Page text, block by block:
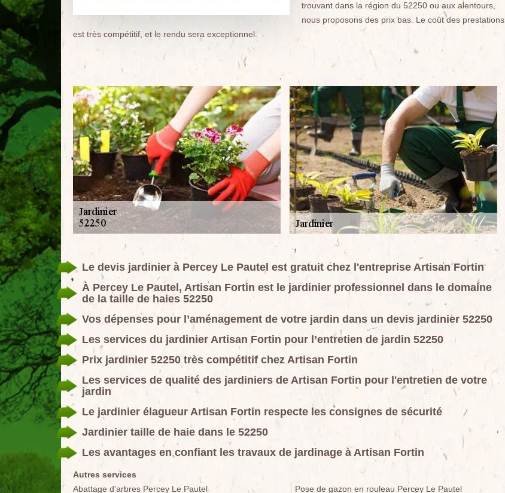
trouvant dans la région du 52250 ou aux alentours,
nous proposons des prix bas. Le coût des prestations
est très compétitif, et le rendu sera exceptionnel.
Le devis jardinier à Percey Le Pautel est gratuit chez l'entreprise Artisan Fortin
À Percey Le Pautel, Artisan Fortin est le jardinier professionnel dans le domaine
de la taille de haies 52250
Vos dépenses pour l’aménagement de votre jardin dans un devis jardinier 52250
Les services du jardinier Artisan Fortin pour l’entretien de jardin 52250
Prix jardinier 52250 très compétitif chez Artisan Fortin
Les services de qualité des jardiniers de Artisan Fortin pour l'entretien de votre
jardin
Le jardinier élagueur Artisan Fortin respecte les consignes de sécurité
Jardinier taille de haie dans le 52250
Les avantages en confiant les travaux de jardinage à Artisan Fortin
Autres services
Abattage d'arbres Percey Le Pautel
Pose de gazon en rouleau Percey Le Pautel